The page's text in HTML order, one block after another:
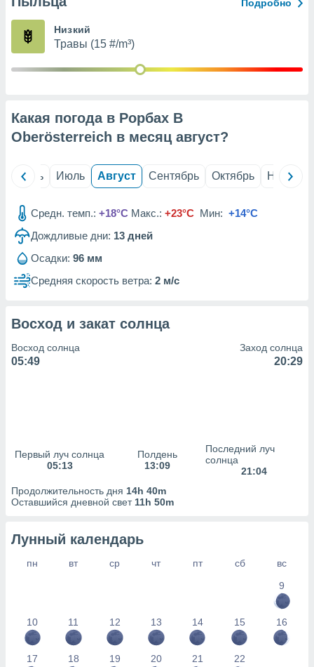
из
рекламы
сведения
Подробно
Низкий
Травы (15 #/m³)
Какая погода в Рорбах В
Oberösterreich в месяц август?
Июнь Июль Август Сентябрь Октябрь Ноябрь
Средн. темп.: +18°C Макс.: +23°C Мин: +14°C
Дождливые дни: 13 дней
Осадки: 96 мм
Средняя скорость ветра: 2 м/с
Восход и закат солнца
Восход солнца
05:49
Заход солнца
20:29
Первый луч солнца
05:13
Полдень
13:09
Последний луч
солнца
21:04
Продолжительность дня 14h 40m
Оставшийся дневной свет 11h 50m
Лунный календарь
пн вт ср чт пт сб
вс
9
10 11 12 13 14 15 16
17 18 19 20 21 22